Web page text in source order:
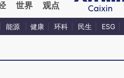
世界 观点
能源 健康 环科 民生 ESG